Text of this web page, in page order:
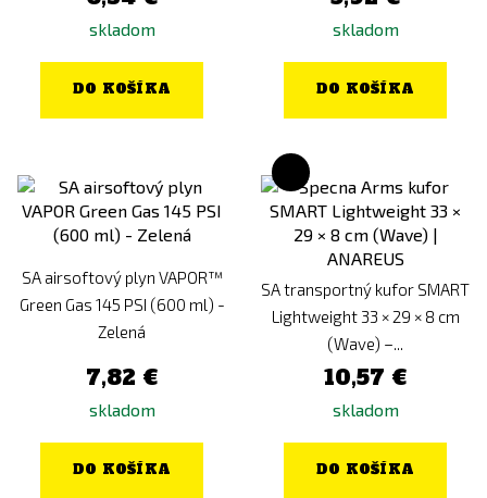
skladom
DO KOŠÍKA
skladom
DO KOŠÍKA
SA airsoftový plyn VAPOR™
Green Gas 145 PSI (600 ml) -
Zelená
7,82 €
skladom
DO KOŠÍKA
SA transportný kufor SMART
Lightweight 33 × 29 × 8 cm
(Wave) –...
10,57 €
skladom
DO KOŠÍKA